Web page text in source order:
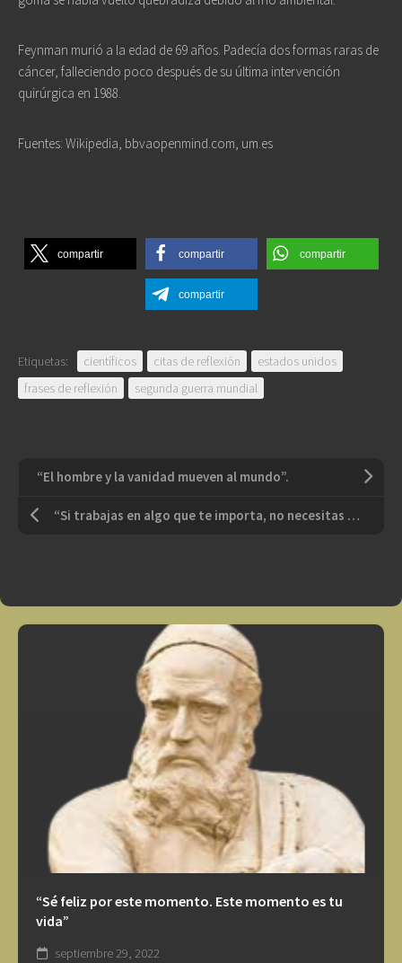
Feynman murió a la edad de 69 años. Padecía dos formas raras de
cáncer, falleciendo poco después de su última intervención
quirúrgica en 1988.
Fuentes: Wikipedia, bbvaopenmind.com, um.es
compartir compartir compartir
compartir
Etiquetas: científicos citas de reflexión
estados unidos
frases de reflexión
segunda guerra mundial
“El hombre y la vanidad mueven al mundo”.
“Si trabajas en algo que te importa, no necesitas que te empujen, porque la visión te impulsará.”
“Sé feliz por este momento. Este momento es tu
vida”
septiembre 29, 2022